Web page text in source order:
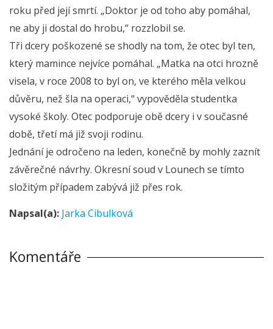
roku před její smrtí. „Doktor je od toho aby pomáhal,
ne aby ji dostal do hrobu,“ rozzlobil se.
Tři dcery poškozené se shodly na tom, že otec byl ten,
který mamince nejvíce pomáhal. „Matka na otci hrozně
visela, v roce 2008 to byl on, ve kterého měla velkou
důvěru, než šla na operaci,“ vypověděla studentka
vysoké školy. Otec podporuje obě dcery i v současné
době, třetí má již svoji rodinu.
Jednání je odročeno na leden, konečně by mohly zaznít
závěrečné návrhy. Okresní soud v Lounech se tímto
složitým případem zabývá již přes rok.
Napsal(a): Jarka Cibulková
Komentáře